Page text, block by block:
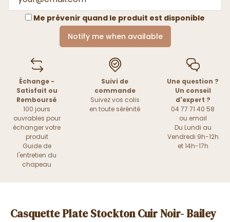
Me prévenir quand le produit est disponible
Notify me when available
Échange -
Satisfait ou
Remboursé
100 jours
ouvrables pour
échanger votre
produit
Guide de
l'entretien du
chapeau
Suivi de
commande
Suivez vos colis
en toute sérénité
Une question ?
Un conseil
d'expert ?
04 77 71 40 58
ou email
Du Lundi au
Vendredi 9h-12h
et 14h-17h
Casquette Plate Stockton Cuir Noir- Bailey